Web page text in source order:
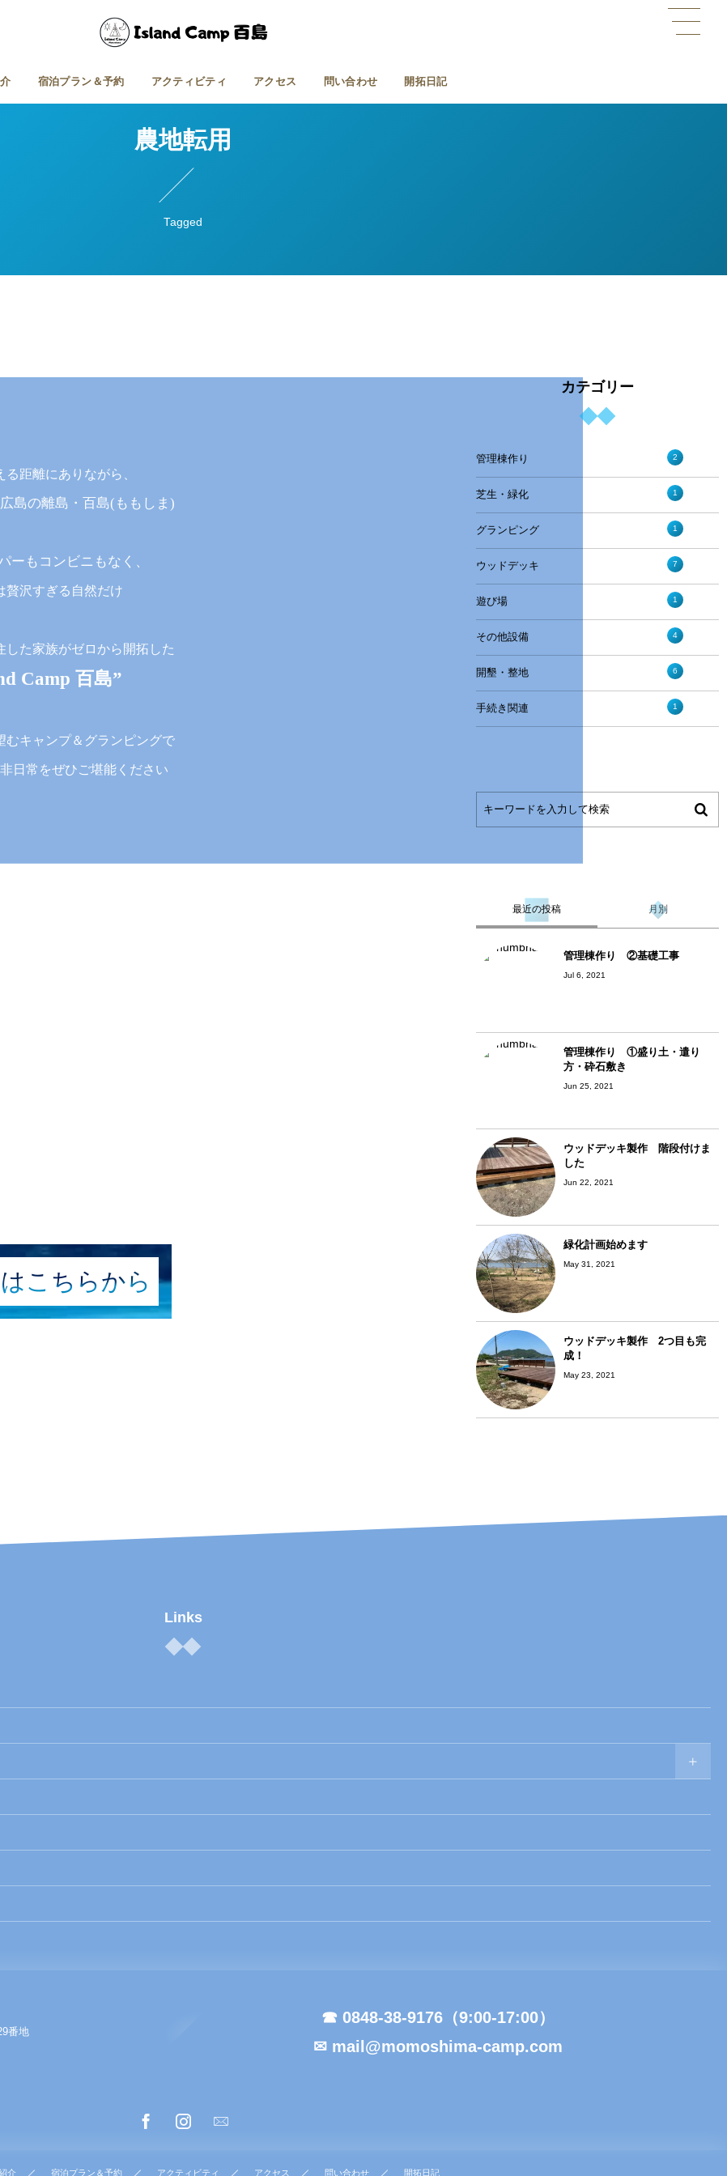
宿泊プラン＆予約 アクティビティ アクセス 問い合わせ 開拓日記
農地転用
Tagged
る距離にありながら、
島の離島・百島(ももしま)
ーもコンビニもなく、
贅沢すぎる自然だけ
した家族がゼロから開拓した
Camp 百島”
むキャンプ＆グランピングで
日常をぜひご堪能ください
こちらから
カテゴリー
管理棟作り 2
芝生・緑化 1
グランピング 1
ウッドデッキ 7
遊び場 1
その他設備 4
開墾・整地 6
手続き関連 1
最近の投稿 月別
管理棟作り ②基礎工事
Jul 6, 2021
管理棟作り ①盛り土・遣り
方・砕石敷き
Jun 25, 2021
ウッドデッキ製作 階段付けま
した
Jun 22, 2021
緑化計画始めます
May 31, 2021
ウッドデッキ製作 2つ目も完
成！
May 23, 2021
Links
番地
☎ 0848-38-9176（9:00-17:00）
✉ mail@momoshima-camp.com
介 宿泊プラン＆予約 アクティビティ アクセス 問い合わせ 開拓日記